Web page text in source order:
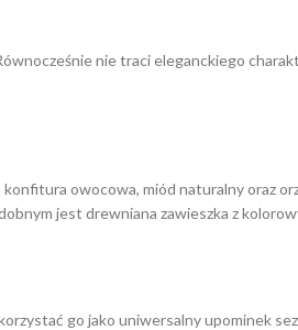
nie traci eleganckiego
owocowa, miód naturalny oraz
jest drewniana zawieszka z
go jako uniwersalny upominek